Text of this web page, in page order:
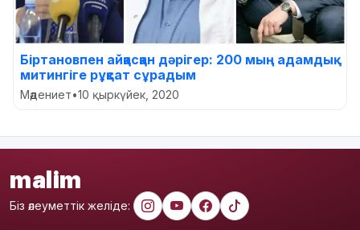
Біртановпен айқасқан дәрігер: 200 мың адамдық
митингіге рұқсат сұрадым
Мәдениет•10 қыркүйек, 2020
malim
Біз әлеуметтік желіде: